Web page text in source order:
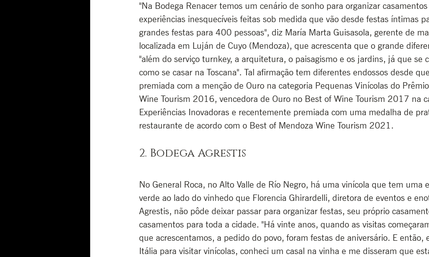
"Na Bodega Renacer temos um cenário de sonho para organizar
experiências inesquecíveis feitas sob medida que vão desde festas íntimas
grandes festas para 400 pessoas", diz María Marta Guisasola, gerente de
localizada em Luján de Cuyo (Mendoza), que acrescenta que o grande
"além do serviço turnkey, a arquitetura, o paisagismo e os jardins, já que se
como se casar na Toscana". Tal afirmação tem diferentes endossos desde
premiada com a menção de Ouro na categoria Pequenas Vinícolas do
Wine Tourism 2016, vencedora de Ouro no Best of Wine Tourism 2017 na
Experiências Inovadoras e recentemente premiada com uma medalha de
restaurante de acordo com o Best of Mendoza Wine Tourism 2021.
2. Bodega Agrestis
No General Roca, no Alto Valle de Río Negro, há uma vinícola que tem uma
verde ao lado do vinhedo que Florencia Ghirardelli, diretora de eventos e
Agrestis, não pôde deixar passar para organizar festas, seu próprio
casamentos para toda a cidade. "Há vinte anos, quando as visitas
que acrescentamos, a pedido do povo, foram festas de aniversário. E então,
Itália para visitar vinícolas, conheci um casal na vinha e me disseram que